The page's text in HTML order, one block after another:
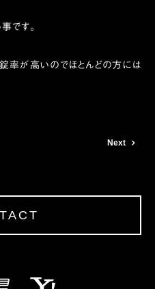
です。
率が高いのでほとんどの方には
Next